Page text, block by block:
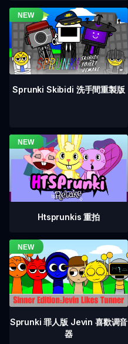
Sprunki Skibidi 洗手間重製版
Htsprunkis 重拍
Sprunki 罪人版 Jevin 喜歡调音
器